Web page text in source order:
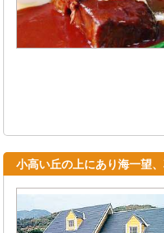
小高い丘の上にあり海一望